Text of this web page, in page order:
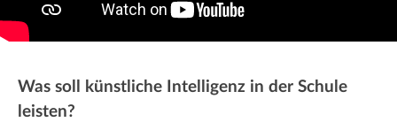
Was soll künstliche Intelligenz in der Schule
leisten?